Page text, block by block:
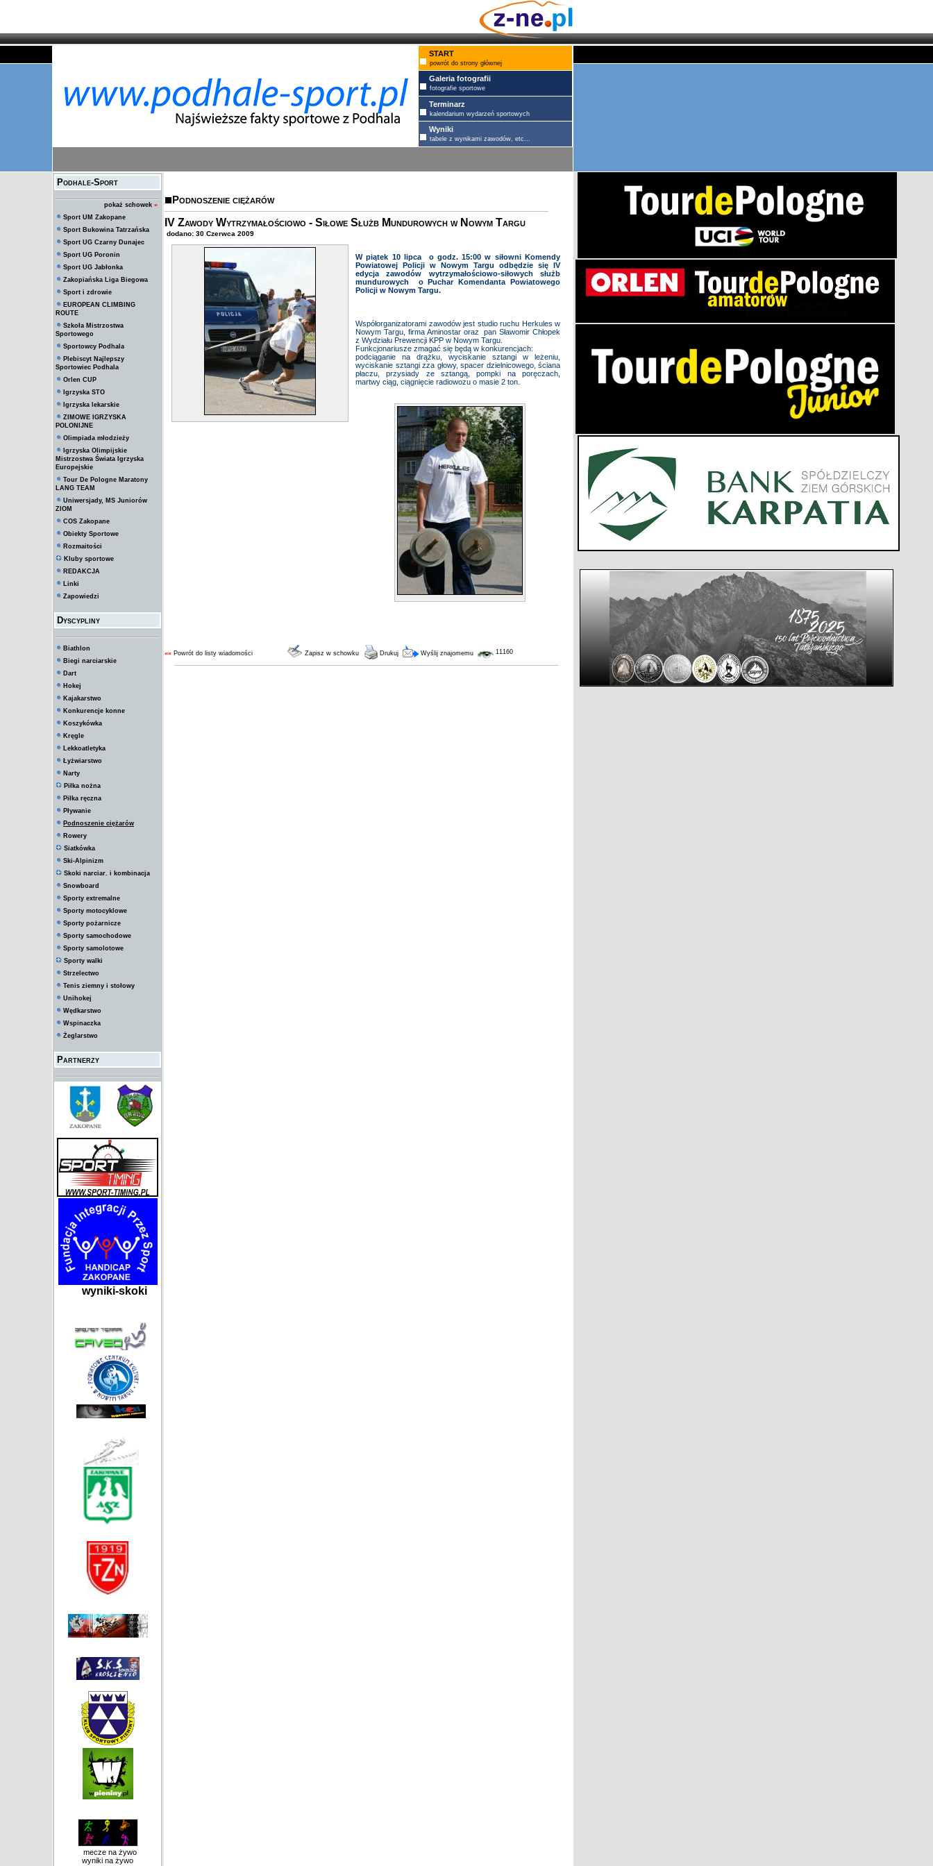
START
powrót do strony głównej
Galeria fotografii
fotografie sportowe
Terminarz
kalendarium wydarzeń sportowych
Wyniki
tabele z wynikami zawodów, etc...
Podhale-Sport
pokaż schowek »
Sport UM Zakopane
Sport Bukowina Tatrzańska
Sport UG Czarny Dunajec
Sport UG Poronin
Sport UG Jabłonka
Zakopiańska Liga Biegowa
Sport i zdrowie
EUROPEAN CLIMBING
ROUTE
Szkoła Mistrzostwa
Sportowego
Sportowcy Podhala
Plebiscyt Najlepszy
Sportowiec Podhala
Orlen CUP
Igrzyska STO
Igrzyska lekarskie
ZIMOWE IGRZYSKA
POLONIJNE
Olimpiada młodzieży
Igrzyska Olimpijskie
Mistrzostwa Świata Igrzyska
Europejskie
Tour De Pologne Maratony
LANG TEAM
Uniwersjady, MS Juniorów
ZIOM
COS Zakopane
Obiekty Sportowe
Rozmaitości
Kluby sportowe
REDAKCJA
Linki
Zapowiedzi
Dyscypliny
Biathlon
Biegi narciarskie
Dart
Hokej
Kajakarstwo
Konkurencje konne
Koszykówka
Kręgle
Lekkoatletyka
Łyżwiarstwo
Narty
Piłka nożna
Piłka ręczna
Pływanie
Podnoszenie ciężarów
Rowery
Siatkówka
Ski-Alpinizm
Skoki narciar. i kombinacja
Snowboard
Sporty extremalne
Sporty motocyklowe
Sporty pożarnicze
Sporty samochodowe
Sporty samolotowe
Sporty walki
Strzelectwo
Tenis ziemny i stołowy
Unihokej
Wędkarstwo
Wspinaczka
Żeglarstwo
Partnerzy
wyniki-skoki
mecze na żywo
wyniki na żywo
Podnoszenie ciężarów
IV Zawody Wytrzymałościowo - Siłowe Służb Mundurowych w Nowym Targu
dodano: 30 Czerwca 2009
W piątek 10 lipca o godz. 15:00 w siłowni Komendy
Powiatowej Policji w Nowym Targu odbędzie się IV
edycja zawodów wytrzymałościowo-siłowych służb
mundurowych o Puchar Komendanta Powiatowego
Policji w Nowym Targu.
Współorganizatorami zawodów jest studio ruchu Herkules w
Nowym Targu, firma Aminostar oraz pan Sławomir Chłopek
z Wydziału Prewencji KPP w Nowym Targu.
Funkcjonariusze zmagać się będą w konkurencjach:
podciąganie na drążku, wyciskanie sztangi w leżeniu,
wyciskanie sztangi zza głowy, spacer dzielnicowego, ściana
płaczu, przysiady ze sztangą, pompki na poręczach,
martwy ciąg, ciągnięcie radiowozu o masie 2 ton.
«« Powrót do listy wiadomości Zapisz w schowku Drukuj Wyślij znajomemu 11160